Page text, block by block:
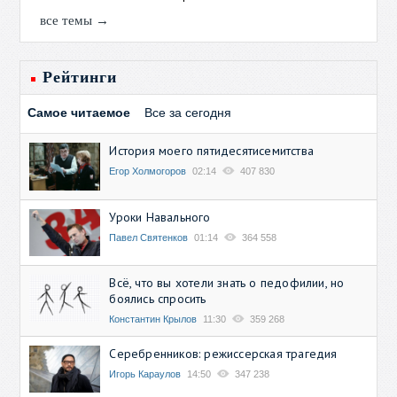
все темы →
Рейтинги
Самое читаемое Все за сегодня
История моего пятидесятисемитства
Егор Холмогоров 02:14 407 830
Уроки Навального
Павел Святенков 01:14 364 558
Всё, что вы хотели знать о педофилии, но
боялись спросить
Константин Крылов 11:30 359 268
Серебренников: режиссерская трагедия
Игорь Караулов 14:50 347 238